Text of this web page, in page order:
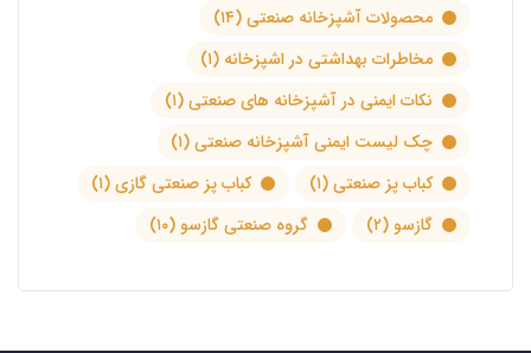
محصولات آشپزخانه صنعتی(۱۴)
مخاطرات بهداشتی در اشپزخانه (۱)
نکات ایمنی در آشپزخانه های صنعتی(۱)
چک لیست ایمنی آشپزخانه صنعتی(۱)
کباب پز صنعتی(۱) کباب پز صنعتی گازی(۱)
گازسو (۲) گروه صنعتی گازسو (۱۰)